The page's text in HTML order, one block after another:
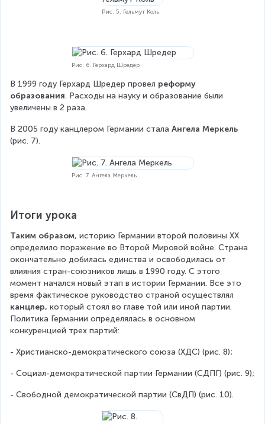
Рис. 5. Гельмут Коль
Рис. 6. Герхард Шредер
В 1999 году Герхард Шредер провел реформу
образования. Расходы на науку и образование были
увеличены в 2 раза.
В 2005 году канцлером Германии стала Ангела Меркель
(рис. 7).
Рис. 7. Ангела Меркель
Итоги урока
Таким образом, историю Германии второй половины XX
определило поражение во Второй Мировой войне. Страна
окончательно добилась единства и освободилась от
влияния стран-союзников лишь в 1990 году. С этого
момент начался новый этап в истории Германии. Все это
время фактическое руководство страной осуществлял
канцлер, который стоял во главе той или иной партии.
Политика Германии определялась в основном
конкуренцией трех партий:
- Христианско-демократического союза (ХДС) (рис. 8);
- Социал-демократической партии Германии (СДПГ) (рис. 9);
- Свободной демократической партии (СвДП) (рис. 10).